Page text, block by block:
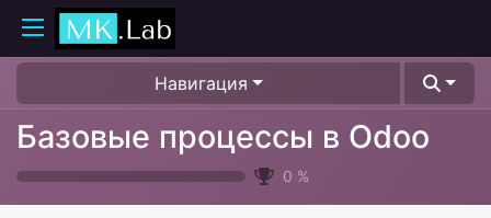
Навигация
Базовые процессы в Odoo
0 %